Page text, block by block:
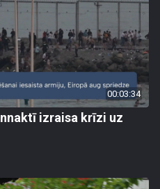
00:03:34
izraisa krīzi uz